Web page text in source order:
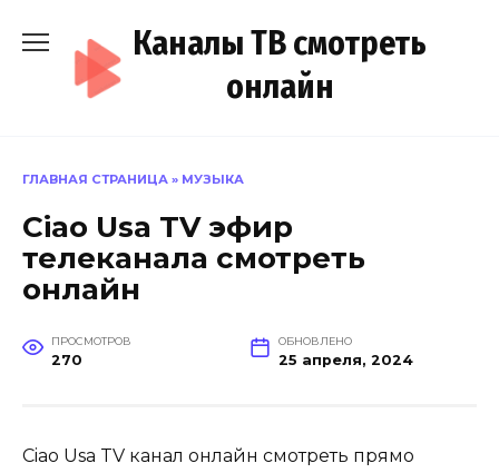
содержанию
Каналы ТВ смотреть
онлайн
ГЛАВНАЯ СТРАНИЦА » МУЗЫКА
Ciao Usa TV эфир
телеканала смотреть
онлайн
ПРОСМОТРОВ
270
ОБНОВЛЕНО
25 апреля, 2024
Ciao Usa TV канал онлайн смотреть прямо